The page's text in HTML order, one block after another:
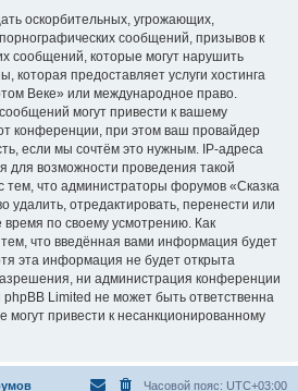
оскорбительных, угрожающих,
сообщений, призывов к
сообщений, которые могут нарушить
которая предоставляет услуги хостинга
Веке» или международное право.
могут привести к вашему
конференции, при этом ваш провайдер
если мы сочтём это нужным. IP-адреса
для возможности проведения такой
тем, что администраторы форумов «Сказка
удалить, отредактировать, перенести или
по своему усмотрению. Как
что введённая вами информация будет
эта информация не будет открыта
ни администрация конференции
Limited не может быть ответственна
могут привести к несанкционированному
Часовой пояс: UTC+03:00